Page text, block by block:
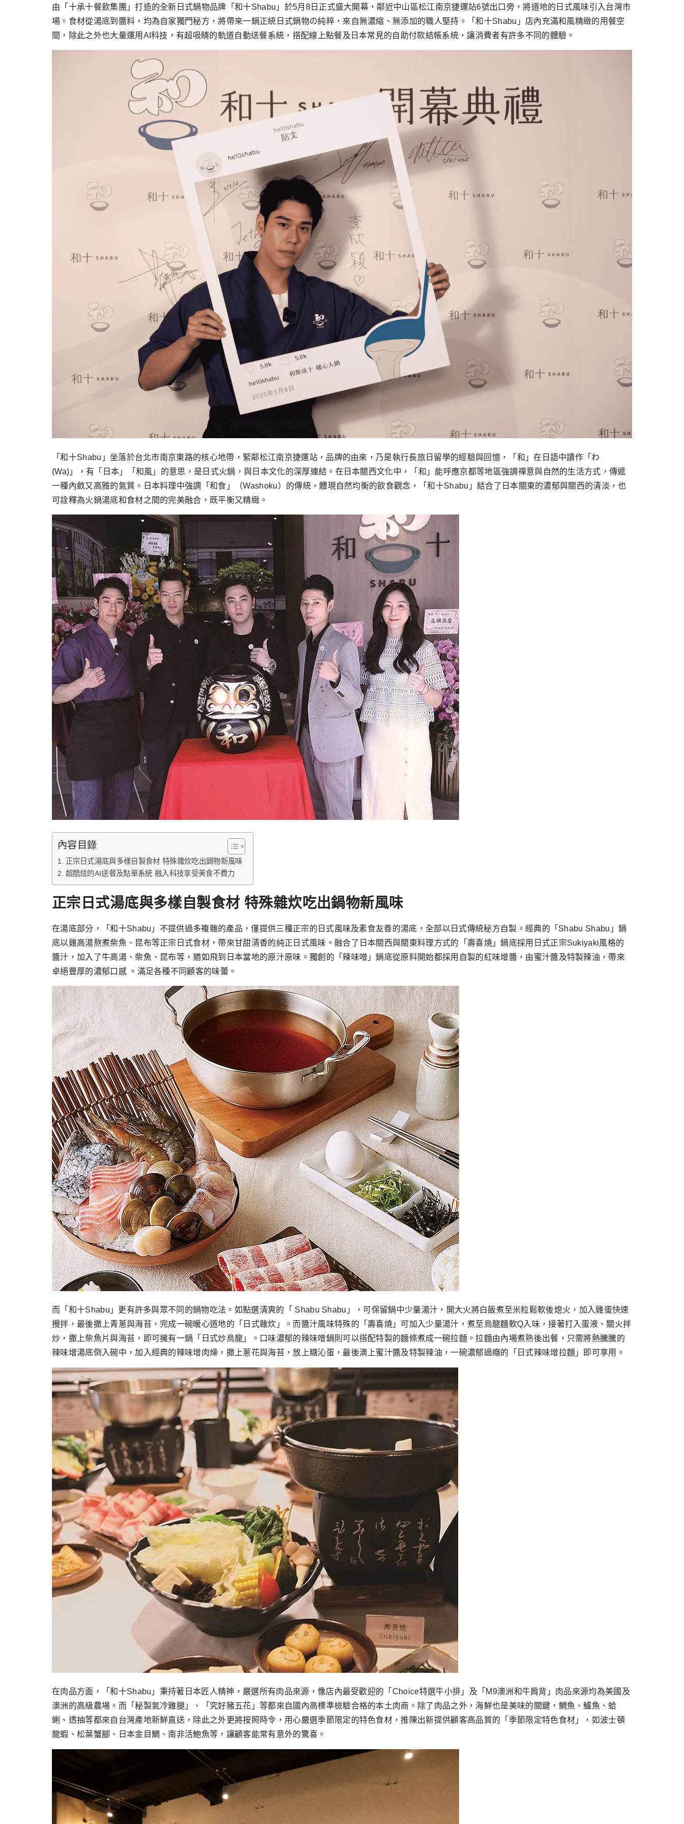
由「十承十餐飲集團」打造的全新日式鍋物品牌「和十Shabu」於5月8日正式盛大開幕，鄰近中山區松江南京捷運站6號出口旁，將道地的日式風味引入台灣市
場。食材從湯底到醬料，均為自家獨門秘方，將帶來一鍋正統日式鍋物の純粹，來自無濃縮、無添加的職人堅持。「和十Shabu」店內充滿和風精緻的用餐空
間，除此之外也大量運用AI科技，有超吸睛的軌道自動送餐系統，搭配線上點餐及日本常見的自助付款結帳系統，讓消費者有許多不同的體驗。
「和十Shabu」坐落於台北市南京東路的核心地帶，緊鄰松江南京捷運站，品牌的由來，乃是執行長旅日留學的經驗與回憶，「和」在日語中讀作「わ
(Wa)」，有「日本」「和風」的意思，是日式火鍋，與日本文化的深厚連結。在日本關西文化中，「和」能呼應京都等地區強調禪意與自然的生活方式，傳遞
一種內斂又高雅的氣質。日本料理中強調「和食」（Washoku）的傳統，體現自然均衡的飲食觀念，「和十Shabu」結合了日本關東的濃郁與關西的清淡，也
可詮釋為火鍋湯底和食材之間的完美融合，既平衡又精緻。
內容目錄
正宗日式湯底與多樣自製食材 特殊雜炊吃出鍋物新風味
超酷炫的AI送餐及點單系統 融入科技享受美食不費力
正宗日式湯底與多樣自製食材 特殊雜炊吃出鍋物新風味
在湯底部分，「和十Shabu」不提供過多複雜的產品，僅提供三種正宗的日式風味及素食友善的湯底，全部以日式傳統秘方自製。經典的「Shabu Shabu」鍋
底以雞高湯熬煮柴魚、昆布等正宗日式食材，帶來甘甜清香的純正日式風味。融合了日本關西與關東料理方式的「壽喜燒」鍋底採用日式正宗Sukiyaki風格的
醬汁，加入了牛高湯、柴魚、昆布等，猶如飛到日本當地的原汁原味。獨創的「辣味噌」鍋底從原料開始都採用自製的紅味增醬，由蜜汁醬及特製辣油，帶來
卓絕豐厚的濃郁口感 。滿足各種不同顧客的味蕾。
而「和十Shabu」更有許多與眾不同的鍋物吃法。如點選清爽的「 Shabu Shabu」，可保留鍋中少量湯汁，開大火將白飯煮至米粒鬆軟後熄火，加入雞蛋快速
攪拌，最後撒上青蔥與海苔，完成一碗暖心道地的「日式雜炊」。而醬汁風味特殊的「壽喜燒」可加入少量湯汁，煮至烏龍麵軟Q入味，接著打入蛋液、關火拌
炒，撒上柴魚片與海苔，即可擁有一鍋「日式炒烏龍」。口味濃郁的辣味噌鍋則可以搭配特製的麵條煮成一碗拉麵。拉麵由內場煮熟後出餐，只需將熱騰騰的
辣味增湯底倒入碗中，加入經典的辣味增肉燥，撒上蔥花與海苔，放上糖沁蛋，最後滴上蜜汁醬及特製辣油，一碗濃郁過癮的「日式辣味增拉麵」即可享用。
在肉品方面，「和十Shabu」秉持著日本匠人精神，嚴選所有肉品來源，像店內最受歡迎的「Choice特選牛小排」及「M9澳洲和牛肩背」肉品來源均為美國及
澳洲的高級農場。而「秘製氣冷雞腿」、「究好豬五花」等都來自國內高標準檢驗合格的本土肉商。除了肉品之外，海鮮也是美味的關鍵，鯛魚、鱸魚、蛤
蜊、透抽等都來自台灣產地新鮮直送，除此之外更將按照時令，用心嚴選季節限定的特色食材，推陳出新提供顧客高品質的「季節限定特色食材」，如波士頓
龍蝦、松葉蟹腳、日本金目鯛、南非活鮑魚等，讓顧客能常有意外的驚喜。